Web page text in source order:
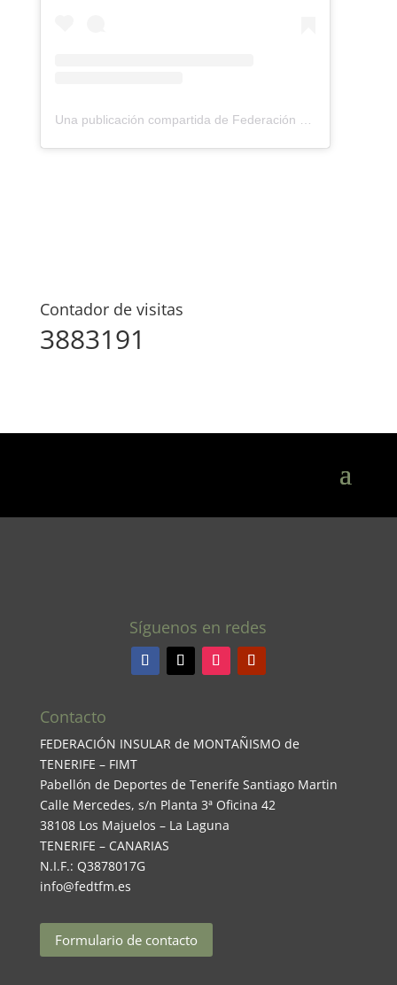
Una publicación compartida de Federación Montañismo Tenerife (@federacion_montanismo_tenerife)
Contador de visitas
3883191
Síguenos en redes
Contacto
FEDERACIÓN INSULAR de MONTAÑISMO de
TENERIFE – FIMT
Pabellón de Deportes de Tenerife Santiago Martin
Calle Mercedes, s/n Planta 3ª Oficina 42
38108 Los Majuelos – La Laguna
TENERIFE – CANARIAS
N.I.F.: Q3878017G
info@fedtfm.es
Formulario de contacto